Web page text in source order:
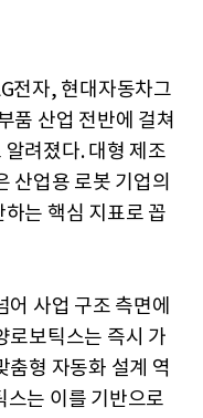
전자, 현대자동차그
품 산업 전반에 걸쳐
려졌다. 대형 제조
산업용 로봇 기업의
는 핵심 지표로 꼽
사업 구조 측면에
로보틱스는 즉시 가
춤형 자동화 설계 역
는 이를 기반으로